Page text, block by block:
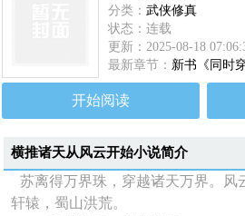
分类：武侠修真
状态：连载
更新：2025-08-18
最新章节： 新书《同时
了！
开始阅读
横推诸天从风云开始小说简介
苏离得万界珠，穿越诸天万界。风
轩辕，蜀山洪荒。